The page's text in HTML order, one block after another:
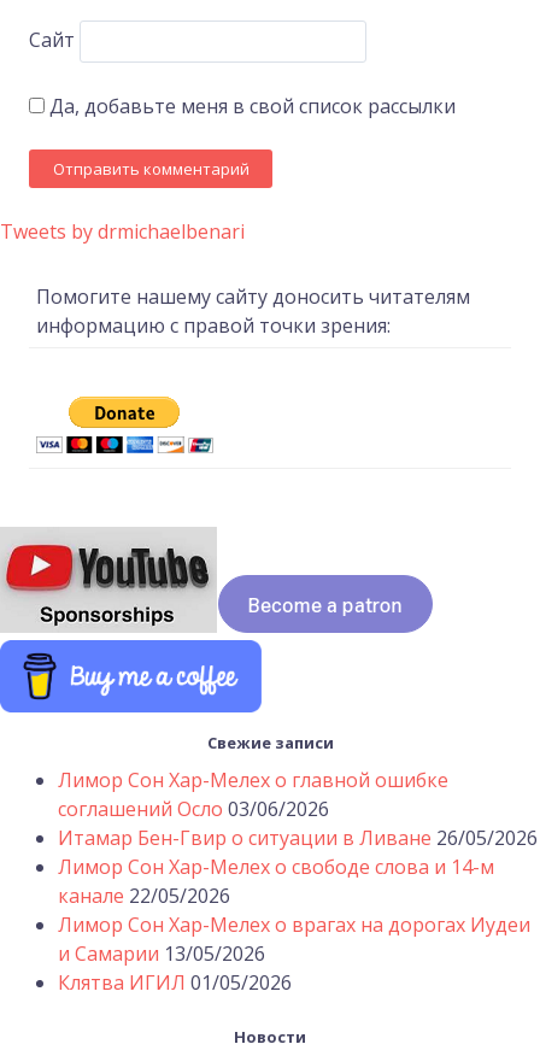
Сайт
Да, добавьте меня в свой список рассылки
Tweets by drmichaelbenari
Помогите нашему сайту доносить читателям
информацию с правой точки зрения:
Свежие записи
Лимор Сон Хар-Мелех о главной ошибке
соглашений Осло 03/06/2026
Итамар Бен-Гвир о ситуации в Ливане 26/05/2026
Лимор Сон Хар-Мелех о свободе слова и 14-м
канале 22/05/2026
Лимор Сон Хар-Мелех о врагах на дорогах Иудеи
и Самарии 13/05/2026
Клятва ИГИЛ 01/05/2026
Новости